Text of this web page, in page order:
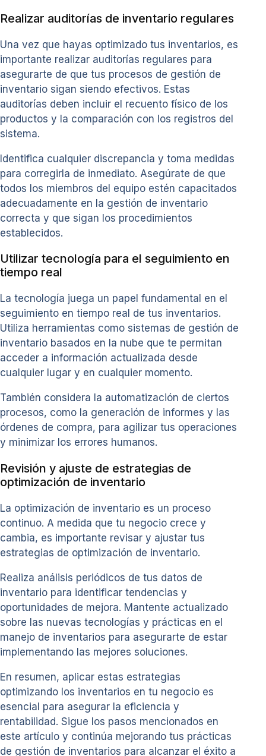
Realizar auditorías de inventario regulares
Una vez que hayas optimizado tus inventarios, es
importante realizar auditorías regulares para
asegurarte de que tus procesos de gestión de
inventario sigan siendo efectivos. Estas
auditorías deben incluir el recuento físico de los
productos y la comparación con los registros del
sistema.
Identifica cualquier discrepancia y toma medidas
para corregirla de inmediato. Asegúrate de que
todos los miembros del equipo estén capacitados
adecuadamente en la gestión de inventario
correcta y que sigan los procedimientos
establecidos.
Utilizar tecnología para el seguimiento en
tiempo real
La tecnología juega un papel fundamental en el
seguimiento en tiempo real de tus inventarios.
Utiliza herramientas como sistemas de gestión de
inventario basados en la nube que te permitan
acceder a información actualizada desde
cualquier lugar y en cualquier momento.
También considera la automatización de ciertos
procesos, como la generación de informes y las
órdenes de compra, para agilizar tus operaciones
y minimizar los errores humanos.
Revisión y ajuste de estrategias de
optimización de inventario
La optimización de inventario es un proceso
continuo. A medida que tu negocio crece y
cambia, es importante revisar y ajustar tus
estrategias de optimización de inventario.
Realiza análisis periódicos de tus datos de
inventario para identificar tendencias y
oportunidades de mejora. Mantente actualizado
sobre las nuevas tecnologías y prácticas en el
manejo de inventarios para asegurarte de estar
implementando las mejores soluciones.
En resumen, aplicar estas estrategias
optimizando los inventarios en tu negocio es
esencial para asegurar la eficiencia y
rentabilidad. Sigue los pasos mencionados en
este artículo y continúa mejorando tus prácticas
de gestión de inventarios para alcanzar el éxito a